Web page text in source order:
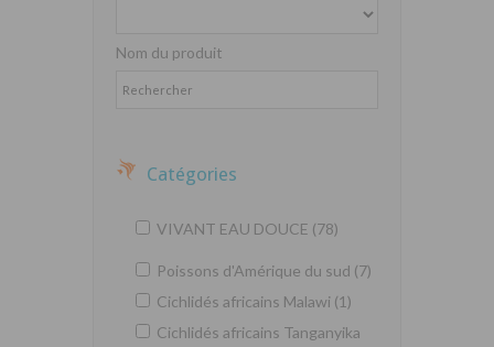
Nom du produit
Catégories
VIVANT EAU DOUCE (78)
Poissons d'Amérique du sud (7)
Cichlidés africains Malawi (1)
Cichlidés africains Tanganyika